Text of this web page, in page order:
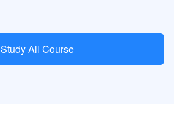
Study All Course